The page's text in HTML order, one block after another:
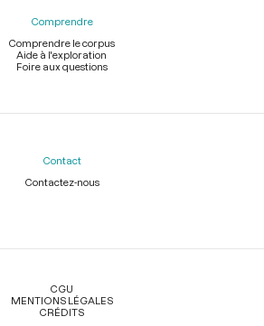
Comprendre
Comprendre le corpus
Aide à l'exploration
Foire aux questions
Contact
Contactez-nous
CGU
MENTIONS LÉGALES
CRÉDITS